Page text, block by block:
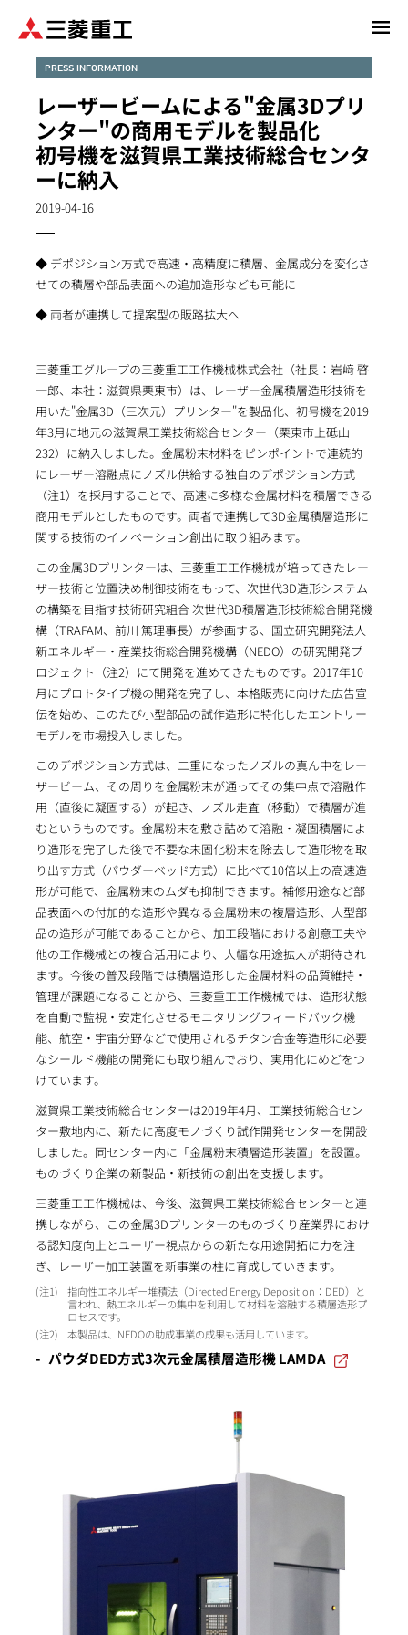
PRESS INFORMATION
レーザービームによる"金属3Dプリ
ンター"の商用モデルを製品化
初号機を滋賀県工業技術総合センタ
ーに納入
2019-04-16
◆ デポジション方式で高速・高精度に積層、金属成分を変化さ
せての積層や部品表面への追加造形なども可能に
◆ 両者が連携して提案型の販路拡大へ
三菱重工グループの三菱重工工作機械株式会社（社長：岩﨑 啓
一郎、本社：滋賀県栗東市）は、レーザー金属積層造形技術を
用いた"金属3D（三次元）プリンター"を製品化、初号機を2019
年3月に地元の滋賀県工業技術総合センター（栗東市上砥山
232）に納入しました。金属粉末材料をピンポイントで連続的
にレーザー溶融点にノズル供給する独自のデポジション方式
（注1）を採用することで、高速に多様な金属材料を積層できる
商用モデルとしたものです。両者で連携して3D金属積層造形に
関する技術のイノベーション創出に取り組みます。
この金属3Dプリンターは、三菱重工工作機械が培ってきたレー
ザー技術と位置決め制御技術をもって、次世代3D造形システム
の構築を目指す技術研究組合 次世代3D積層造形技術総合開発機
構（TRAFAM、前川 篤理事長）が参画する、国立研究開発法人
新エネルギー・産業技術総合開発機構（NEDO）の研究開発プ
ロジェクト（注2）にて開発を進めてきたものです。2017年10
月にプロトタイプ機の開発を完了し、本格販売に向けた広告宣
伝を始め、このたび小型部品の試作造形に特化したエントリー
モデルを市場投入しました。
このデポジション方式は、二重になったノズルの真ん中をレー
ザービーム、その周りを金属粉末が通ってその集中点で溶融作
用（直後に凝固する）が起き、ノズル走査（移動）で積層が進
むというものです。金属粉末を敷き詰めて溶融・凝固積層によ
り造形を完了した後で不要な未固化粉末を除去して造形物を取
り出す方式（パウダーべッド方式）に比べて10倍以上の高速造
形が可能で、金属粉末のムダも抑制できます。補修用途など部
品表面への付加的な造形や異なる金属粉末の複層造形、大型部
品の造形が可能であることから、加工段階における創意工夫や
他の工作機械との複合活用により、大幅な用途拡大が期待され
ます。今後の普及段階では積層造形した金属材料の品質維持・
管理が課題になることから、三菱重工工作機械では、造形状態
を自動で監視・安定化させるモニタリングフィードバック機
能、航空・宇宙分野などで使用されるチタン合金等造形に必要
なシールド機能の開発にも取り組んでおり、実用化にめどをつ
けています。
滋賀県工業技術総合センターは2019年4月、工業技術総合セン
ター敷地内に、新たに高度モノづくり試作開発センターを開設
しました。同センター内に「金属粉末積層造形装置」を設置。
ものづくり企業の新製品・新技術の創出を支援します。
三菱重工工作機械は、今後、滋賀県工業技術総合センターと連
携しながら、この金属3Dプリンターのものづくり産業界におけ
る認知度向上とユーザー視点からの新たな用途開拓に力を注
ぎ、レーザー加工装置を新事業の柱に育成していきます。
1
指向性エネルギー堆積法（Directed Energy Deposition：DED）と
言われ、熱エネルギーの集中を利用して材料を溶融する積層造形プ
ロセスです。
2
本製品は、NEDOの助成事業の成果も活用しています。
パウダDED方式3次元金属積層造形機 LAMDA